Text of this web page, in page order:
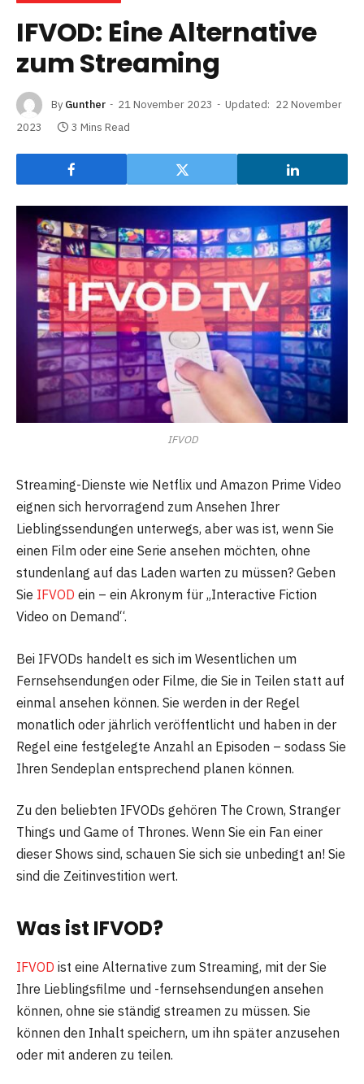
IFVOD: Eine Alternative
zum Streaming
By Gunther 21 November 2023 Updated: 22 November
2023
3 Mins Read
IFVOD
Streaming-Dienste wie Netflix und Amazon Prime Video
eignen sich hervorragend zum Ansehen Ihrer
Lieblingssendungen unterwegs, aber was ist, wenn Sie
einen Film oder eine Serie ansehen möchten, ohne
stundenlang auf das Laden warten zu müssen? Geben
Sie IFVOD ein – ein Akronym für „Interactive Fiction
Video on Demand“.
Bei IFVODs handelt es sich im Wesentlichen um
Fernsehsendungen oder Filme, die Sie in Teilen statt auf
einmal ansehen können. Sie werden in der Regel
monatlich oder jährlich veröffentlicht und haben in der
Regel eine festgelegte Anzahl an Episoden – sodass Sie
Ihren Sendeplan entsprechend planen können.
Zu den beliebten IFVODs gehören The Crown, Stranger
Things und Game of Thrones. Wenn Sie ein Fan einer
dieser Shows sind, schauen Sie sich sie unbedingt an! Sie
sind die Zeitinvestition wert.
Was ist IFVOD?
IFVOD ist eine Alternative zum Streaming, mit der Sie
Ihre Lieblingsfilme und -fernsehsendungen ansehen
können, ohne sie ständig streamen zu müssen. Sie
können den Inhalt speichern, um ihn später anzusehen
oder mit anderen zu teilen.